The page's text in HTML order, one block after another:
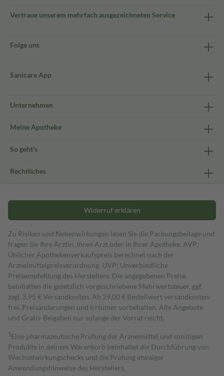
Vertraue unserem mehrfach ausgezeichneten Service
Folge uns
Sanicare App
Unternehmen
Meine Apotheke
So geht's
Rechtliches
Widerruf erklären
Zu Risiken und Nebenwirkungen lesen Sie die Packungsbeilage und
fragen Sie Ihre Ärztin, Ihren Arzt oder in Ihrer Apotheke. AVP:
Üblicher Apothekenverkaufspreis berechnet nach der
Arzneimittelpreisverordnung. UVP: Unverbindliche
Preisempfehlung des Herstellers. Die angegebenen Preise
beinhalten die gesetzlich vorgeschriebene Mehrwertsteuer, ggf.
zzgl. 3,95 € Versandkosten. Ab 29,00 € Bestell­wert versand­kosten­
frei. Preisänderungen und Irrtümer vorbehalten. Alle Angebote
und Gratis-Beigaben nur solange der Vorrat reicht.
1 Eine pharmazeutische Prüfung der Arzneimittel und sonstigen
Produkte in deinem Warenkorb beinhaltet die Durchführung von
Wechselwirkungschecks und die Prüfung etwaiger
Anwendungshinweise des Herstellers.